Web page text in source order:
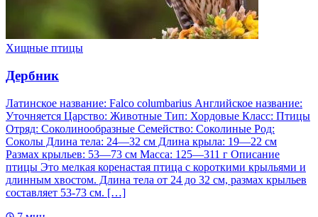
Хищные птицы
Дербник
Латинское название: Falco columbarius Английское название:
Уточняется Царство: Животные Тип: Хордовые Класс: Птицы
Отряд: Соколинообразные Семейство: Соколиные Род:
Соколы Длина тела: 24—32 см Длина крыла: 19—22 см
Размах крыльев: 53—73 см Масса: 125—311 г Описание
птицы Это мелкая коренастая птица с короткими крыльями и
длинным хвостом. Длина тела от 24 до 32 см, размах крыльев
составляет 53-73 см. […]